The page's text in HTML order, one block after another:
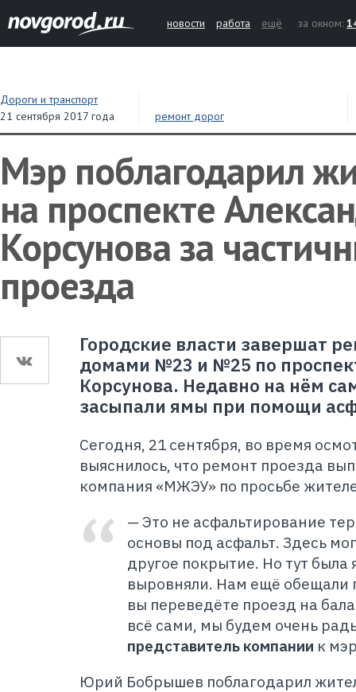
новости работа ещё за окном:
Дороги и транспорт
21 сентября 2017 года
ремонт дорог
Мэр поблагодарил
на проспекте
Корсунова за
проезда
Городские власти завершат
домами №23 и №25 по
Корсунова. Недавно на нём
засыпали ямы при помощи
Сегодня, 21 сентября, во время
выяснилось, что ремонт проезда
компания «МЖЭУ» по просьбе
— Это не асфальтирование
основы под асфальт. Здесь
другое покрытие. Но тут
выровняли. Нам ещё обещали
вы переведёте проезд на
всё сами, мы будем очень
представитель компании к
Юрий Бобрышев поблагодарил